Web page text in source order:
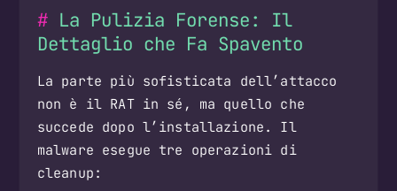
La Pulizia Forense: Il
Dettaglio che Fa Spavento
La parte più sofisticata dell’attacco
non è il RAT in sé, ma quello che
succede dopo l’installazione. Il
malware esegue tre operazioni di
cleanup: